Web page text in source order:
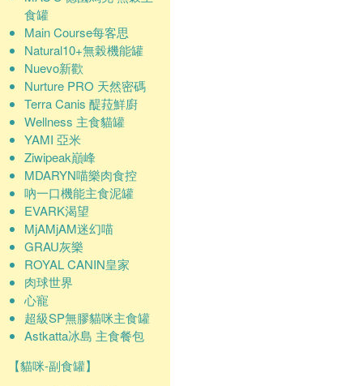
食罐
Main Course每客思
Natural10+無榖機能罐
Nuevo新歡
Nurture PRO 天然密碼
Terra Canis 醍菈鮮廚
Wellness 主食貓罐
YAMI 亞米
Ziwipeak巔峰
MDARYN喵樂肉食控
吶一口機能主食泥罐
EVARK渴望
MjAMjAM迷幻喵
GRAU灰樂
ROYAL CANIN皇家
肉球世界
心寵
超級SP無膠貓咪主食罐
Astkatta冰島 主食餐包
【貓咪-副食罐】